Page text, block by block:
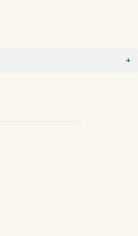
Butter, Helianthus Annuus Seed Oil,
Butter, Helianthus Annuus Seed Oil,